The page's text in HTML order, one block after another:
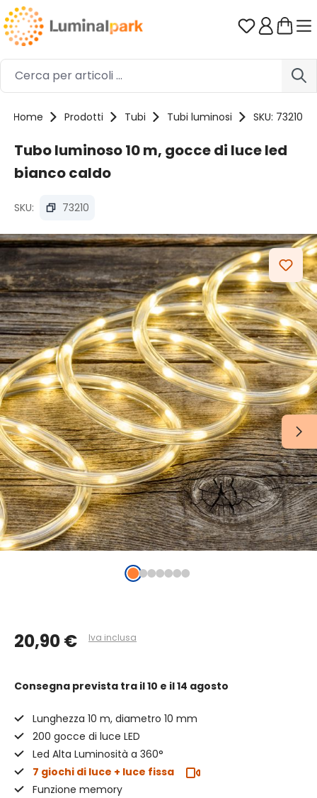
Passa al contenuto principale Hai 0
Home Prodotti Tubi Tubi luminosi SKU: 73210
Tubo luminoso 10 m, gocce di luce led
bianco caldo
SKU: 73210
Salta la galleria di immagini
20,90 € Iva inclusa
Consegna prevista tra il 10 e il 14 agosto
Lunghezza 10 m, diametro 10 mm
200 gocce di luce LED
Led Alta Luminosità a 360°
7 giochi di luce + luce fissa
Funzione memory